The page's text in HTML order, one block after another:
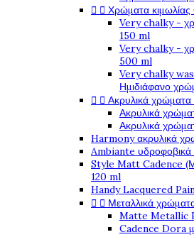
  Χρώματα
Very chalky -
150 ml
Very chalky -
500 ml
Very chalky
Ημιδιάφανο
  Ακρυλικά
Ακρυλικά
Ακρυλικά
Harmony ακρυλικά
Ambiante υδροφοβικά
Style Matt Cadence
120 ml
Handy Lacquered
  Μεταλλικά
Matte Metallic
Cadence Dora